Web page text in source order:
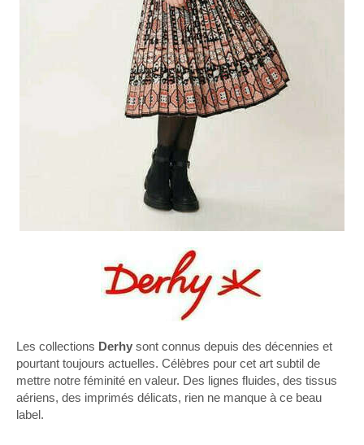
Les collections Derhy sont connus depuis des décennies et
pourtant toujours actuelles. Célèbres pour cet art subtil de
mettre notre féminité en valeur. Des lignes fluides, des tissus
aériens, des imprimés délicats, rien ne manque à ce beau
label.